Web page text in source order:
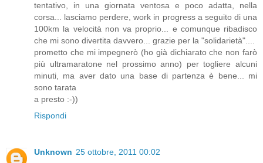
tentativo, in una giornata ventosa e poco adatta, nella
corsa... lasciamo perdere, work in progress a seguito di una
100km la velocità non va proprio... e comunque ribadisco
che mi sono divertita davvero... grazie per la "solidarietà"....
prometto che mi impegnerò (ho già dichiarato che non farò
più ultramaratone nel prossimo anno) per togliere alcuni
minuti, ma aver dato una base di partenza è bene... mi
sono tarata
a presto :-))
Rispondi
Unknown 25 ottobre, 2011 00:02